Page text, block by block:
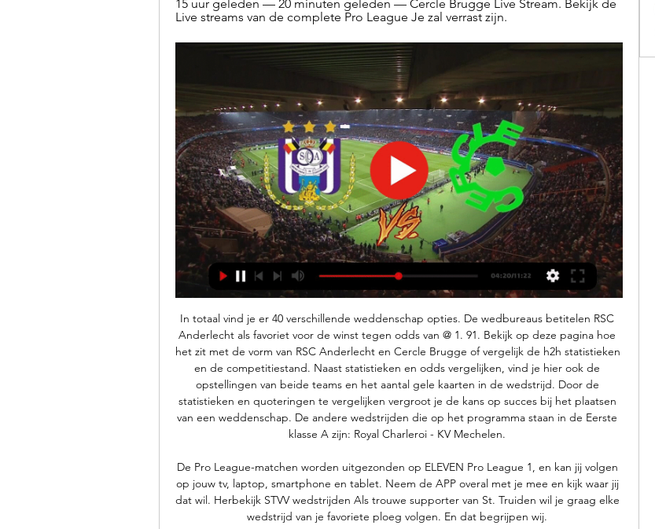
15 uur geleden — 20 minuten geleden — Cercle Brugge Live Stream. Bekijk de
Live streams van de complete Pro League Je zal verrast zijn.
In totaal vind je er 40 verschillende weddenschap opties. De wedbureaus betitelen RSC
Anderlecht als favoriet voor de winst tegen odds van @ 1. 91. Bekijk op deze pagina hoe
het zit met de vorm van RSC Anderlecht en Cercle Brugge of vergelijk de h2h statistieken
en de competitiestand. Naast statistieken en odds vergelijken, vind je hier ook de
opstellingen van beide teams en het aantal gele kaarten in de wedstrijd. Door de
statistieken en quoteringen te vergelijken vergroot je de kans op succes bij het plaatsen
van een weddenschap. De andere wedstrijden die op het programma staan in de Eerste
klasse A zijn: Royal Charleroi - KV Mechelen.
De Pro League-matchen worden uitgezonden op ELEVEN Pro League 1, en kan jij volgen
op jouw tv, laptop, smartphone en tablet. Neem de APP overal met je mee en kijk waar jij
dat wil. Herbekijk STVV wedstrijden Als trouwe supporter van St. Truiden wil je graag elke
wedstrijd van je favoriete ploeg volgen. En dat begrijpen wij.